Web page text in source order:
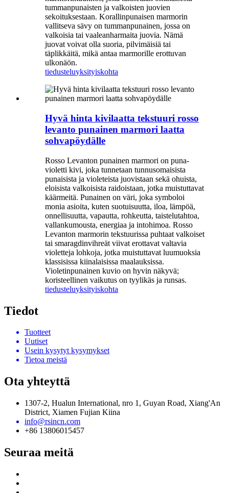
tummanpunaisten ja valkoisten juovien
sekoituksestaan. Korallinpunaisen marmorin
vallitseva sävy on tummanpunainen, jossa on
valkoisia tai vaaleanharmaita juovia. Nämä
juovat voivat olla suoria, pilvimäisiä tai
täplikkäitä, mikä antaa marmorille erottuvan
ulkonäön.
tiedusteluyksityiskohta
Hyvä hinta kivilaatta tekstuuri rosso
levanto punainen marmori laatta
sohvapöydälle
Rosso Levanton punainen marmori on puna-
violetti kivi, joka tunnetaan tunnusomaisista
punaisista ja violeteista juovistaan ​​sekä ohuista,
eloisista valkoisista raidoistaan, jotka muistuttavat
käärmeitä. Punainen on väri, joka symboloi
monia asioita, kuten suotuisuutta, iloa, lämpöä,
onnellisuutta, vapautta, rohkeutta, taistelutahtoa,
vallankumousta, energiaa ja intohimoa. Rosso
Levanton marmorin tekstuurissa puhtaat valkoiset
tai smaragdinvihreät viivat erottavat valtavia
violetteja lohkoja, jotka muistuttavat luumuoksia
klassisissa kiinalaisissa maalauksissa.
Violetinpunainen kuvio on hyvin näkyvä;
koristeellinen vaikutus on tyylikäs ja runsas.
tiedusteluyksityiskohta
Tiedot
Tuotteet
Uutiset
Usein kysytyt kysymykset
Tietoa meistä
Ota yhteyttä
1307-2, Hualun International, nro 1, Guyan Road, Xiang'An
District, Xiamen Fujian Kiina
info@rsincn.com
+86 13806015457
Seuraa meitä